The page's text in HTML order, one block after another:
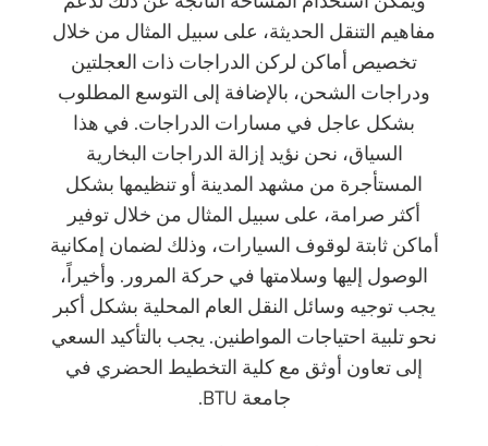
مفاهيم التنقل الحديثة، على سبيل المثال من خلال
تخصيص أماكن لركن الدراجات ذات العجلتين
ودراجات الشحن، بالإضافة إلى التوسع المطلوب
بشكل عاجل في مسارات الدراجات. في هذا
السياق، نحن نؤيد إزالة الدراجات البخارية
المستأجرة من مشهد المدينة أو تنظيمها بشكل
أكثر صرامة، على سبيل المثال من خلال توفير
أماكن ثابتة لوقوف السيارات، وذلك لضمان إمكانية
الوصول إليها وسلامتها في حركة المرور. وأخيراً،
يجب توجيه وسائل النقل العام المحلية بشكل أكبر
نحو تلبية احتياجات المواطنين. يجب بالتأكيد السعي
إلى تعاون أوثق مع كلية التخطيط الحضري في
جامعة BTU.